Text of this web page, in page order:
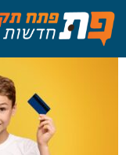
לתוכן